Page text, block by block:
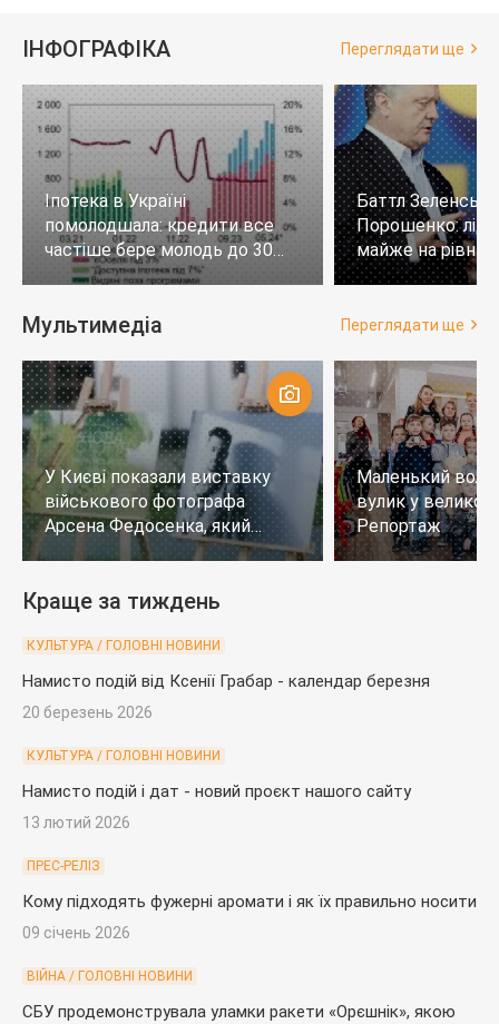
ІНФОГРАФІКА Переглядати ще
Іпотека в Україні
помолодшала: кредити все
частіше бере молодь до 30
років
Баттл
Порошенко:
майже на
тих, хто не
Мультимедіа Переглядати ще
У Києві показали виставку
військового фотографа
Арсена Федосенка, який
загинув на війні
Маленький
вулик у
Репортаж
Краще за тиждень
КУЛЬТУРА / ГОЛОВНІ НОВИНИ
Намисто подій від Ксенії Грабар - календар березня
20 березень 2026
КУЛЬТУРА / ГОЛОВНІ НОВИНИ
Намисто подій і дат - новий проєкт нашого сайту
13 лютий 2026
ПРЕС-РЕЛІЗ
Кому підходять фужерні аромати і як їх правильно носити
09 січень 2026
ВІЙНА / ГОЛОВНІ НОВИНИ
СБУ продемонструвала уламки ракети «Орєшнік», якою